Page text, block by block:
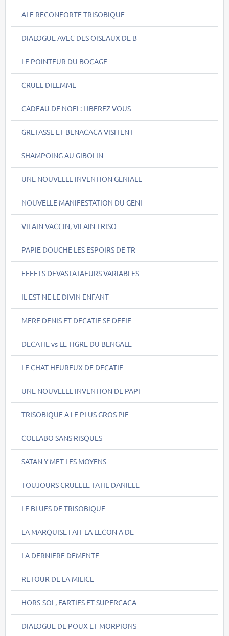
ALF RECONFORTE TRISOBIQUE
DIALOGUE AVEC DES OISEAUX DE B
LE POINTEUR DU BOCAGE
CRUEL DILEMME
CADEAU DE NOEL: LIBEREZ VOUS
GRETASSE ET BENACACA VISITENT
SHAMPOING AU GIBOLIN
UNE NOUVELLE INVENTION GENIALE
NOUVELLE MANIFESTATION DU GENI
VILAIN VACCIN, VILAIN TRISO
PAPIE DOUCHE LES ESPOIRS DE TR
EFFETS DEVASTATAEURS VARIABLES
IL EST NE LE DIVIN ENFANT
MERE DENIS ET DECATIE SE DEFIE
DECATIE vs LE TIGRE DU BENGALE
LE CHAT HEUREUX DE DECATIE
UNE NOUVELEL INVENTION DE PAPI
TRISOBIQUE A LE PLUS GROS PIF
COLLABO SANS RISQUES
SATAN Y MET LES MOYENS
TOUJOURS CRUELLE TATIE DANIELE
LE BLUES DE TRISOBIQUE
LA MARQUISE FAIT LA LECON A DE
LA DERNIERE DEMENTE
RETOUR DE LA MILICE
HORS-SOL, FARTIES ET SUPERCACA
DIALOGUE DE POUX ET MORPIONS